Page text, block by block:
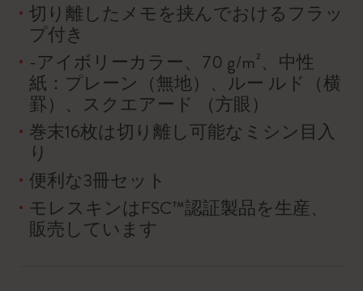
切り離したメモを挟んでおけるフラッ
プ付き
-アイボリーカラー、70 g/m²、中性
紙：プレーン（無地）、ルー ルド（横
罫）、スクエアード （方眼）
巻末16枚は切り離し可能なミシン目入
り
便利な3冊セット
モレスキンはFSC™認証製品を生産、
販売しています